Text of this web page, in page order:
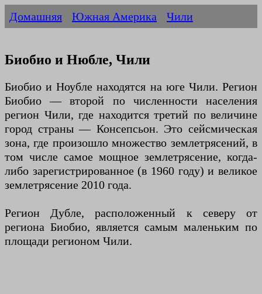
Домашняя Южная Америка Чили
Биобио и Нюбле, Чили
Биобио и Ноубле находятся на юге Чили. Регион
Биобио — второй по численности населения
регион Чили, где находится третий по величине
город страны — Консепсьон. Это сейсмическая
зона, где произошло множество землетрясений, в
том числе самое мощное землетрясение, когда-
либо зарегистрированное (в 1960 году) и великое
землетрясение 2010 года.
Регион Дубле, расположенный к северу от
региона Биобио, является самым маленьким по
площади регионом Чили.